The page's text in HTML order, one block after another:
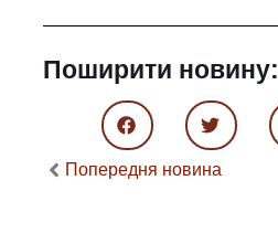
Поширити новину:
Попередня новина